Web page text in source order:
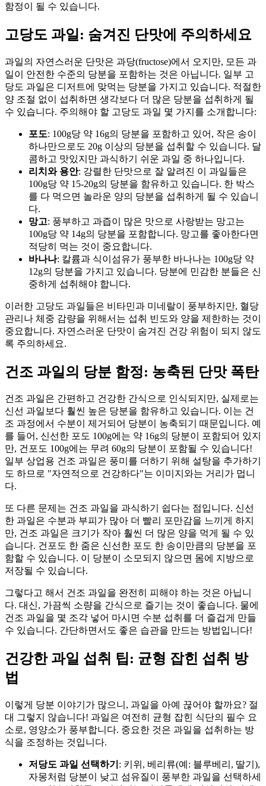
함정이 될 수 있습니다.
고당도 과일: 숨겨진 단맛에 주의하세요
과일의 자연스러운 단맛은 과당(fructose)에서 오지만, 모든 과
일이 안전한 수준의 당분을 포함하는 것은 아닙니다. 일부 고
당도 과일은 디저트에 맞먹는 당분을 가지고 있습니다. 적절한
양 조절 없이 섭취하면 생각보다 더 많은 당분을 섭취하게 될
수 있습니다. 주의해야 할 고당도 과일 몇 가지를 소개합니다:
포도: 100g당 약 16g의 당분을 포함하고 있어, 작은 송이
하나만으로도 20g 이상의 당분을 섭취할 수 있습니다. 달
콤하고 맛있지만 과식하기 쉬운 과일 중 하나입니다.
리치와 용안: 강렬한 단맛으로 잘 알려진 이 과일들은
100g당 약 15-20g의 당분을 함유하고 있습니다. 한 박스
를 다 먹으면 놀라운 양의 당분을 섭취하게 될 수 있습니
다.
망고: 풍부하고 과즙이 많은 맛으로 사랑받는 망고는
100g당 약 14g의 당분을 포함합니다. 망고를 좋아한다면
적당히 먹는 것이 중요합니다.
바나나: 칼륨과 식이섬유가 풍부한 바나나는 100g당 약
12g의 당분을 가지고 있습니다. 당분에 민감한 분들은 신
중하게 섭취해야 합니다.
이러한 고당도 과일들은 비타민과 미네랄이 풍부하지만, 혈당
관리나 체중 감량을 위해서는 섭취 빈도와 양을 제한하는 것이
중요합니다. 자연스러운 단맛이 숨겨진 건강 위험이 되지 않도
록 주의하세요.
건조 과일의 당분 함정: 농축된 단맛 폭탄
건조 과일은 간편하고 건강한 간식으로 인식되지만, 실제로는
신선 과일보다 훨씬 높은 당분을 함유하고 있습니다. 이는 건
조 과정에서 수분이 제거되어 당분이 농축되기 때문입니다. 예
를 들어, 신선한 포도 100g에는 약 16g의 당분이 포함되어 있지
만, 건포도 100g에는 무려 60g의 당분이 포함될 수 있습니다!
일부 상업용 건조 과일은 풍미를 더하기 위해 설탕을 추가하기
도 하므로 "자연적으로 건강하다"는 이미지와는 거리가 멉니
다.
또 다른 문제는 건조 과일을 과식하기 쉽다는 점입니다. 신선
한 과일은 수분과 부피가 많아 더 빨리 포만감을 느끼게 하지
만, 건조 과일은 크기가 작아 훨씬 더 많은 양을 먹게 될 수 있
습니다. 건포도 한 줌은 신선한 포도 한 송이만큼의 당분을 포
함할 수 있습니다. 이 당분이 소모되지 않으면 몸에 지방으로
저장될 수 있습니다.
그렇다고 해서 건조 과일을 완전히 피해야 하는 것은 아닙니
다. 대신, 가끔씩 소량을 간식으로 즐기는 것이 좋습니다. 물에
건조 과일을 몇 조각 넣어 마시면 수분 섭취를 더 즐겁게 만들
수 있습니다. 간단하면서도 좋은 습관을 만드는 방법입니다!
건강한 과일 섭취 팁: 균형 잡힌 섭취 방
법
이렇게 당분 이야기가 많으니, 과일을 아예 끊어야 할까요? 절
대 그렇지 않습니다! 과일은 여전히 균형 잡힌 식단의 필수 요
소로, 영양소가 풍부합니다. 중요한 것은 과일을 섭취하는 방
식을 조정하는 것입니다.
저당도 과일 선택하기 : 키위, 베리류(예: 블루베리, 딸기),
자몽처럼 당분이 낮고 섬유질이 풍부한 과일을 선택하세